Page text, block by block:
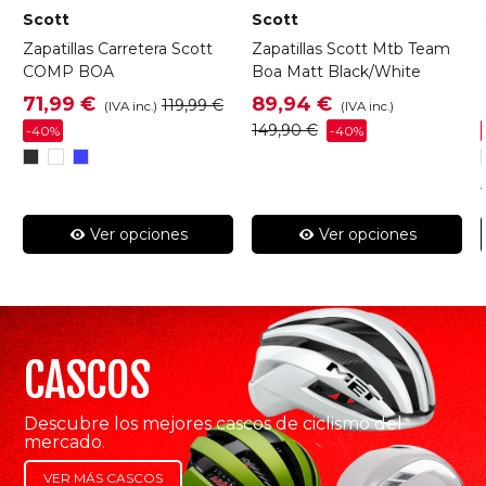
Scott
Zapatillas Carretera Scott
COMP BOA
71,99 € (IVA inc.) 119,99 €
-40%
Negro/Plata
Blanco/Negro
Azul
Ver opciones
Scott
Zapatillas Scott Mtb Team
Boa Matt Black/White
89,94 € (IVA inc.)
149,90 € -40%
Ver opciones
CASCOS
Descubre los mejores cascos de ciclismo del
mercado.
VER MÁS CASCOS